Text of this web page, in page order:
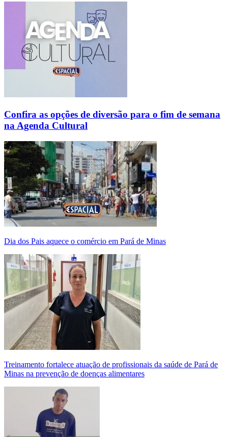
Confira as opções de diversão para o fim de semana
na Agenda Cultural
Dia dos Pais aquece o comércio em Pará de Minas
Treinamento fortalece atuação de profissionais da saúde de Pará de
Minas na prevenção de doenças alimentares